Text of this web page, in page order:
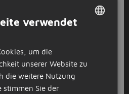
Jobs in Offenburg? Diese
dich doch einfach mal durch
anspricht –
Viele spannende
Offenburg auf dich! Egal, ob
in der Verwaltung – hier
fündig. Mehr dazu aber
nur in Offenburg
verwendet
um die
unserer Website zu
die weitere Nutzung
stimmen Sie der